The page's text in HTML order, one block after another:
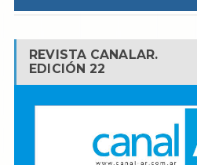
REVISTA CANALAR.
EDICIÓN 22